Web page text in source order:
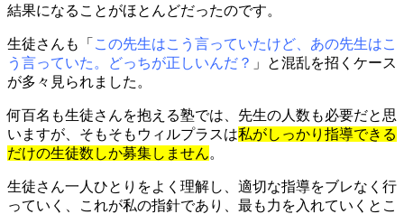
結果になることがほとんどだったのです。
生徒さんも「 この先生はこう言っていたけど、あの先生はこ
う言っていた。どっちが正しいんだ？ 」と混乱を招くケース
が多々見られました。
何百名も生徒さんを抱える塾では、先生の人数も必要だと思
いますが、そもそもウィルプラスは私がしっかり指導できる
だけの生徒数しか募集しません。
生徒さん一人ひとりをよく理解し、適切な指導をブレなく行
っていく、これが私の指針であり、最も力を入れていくとこ